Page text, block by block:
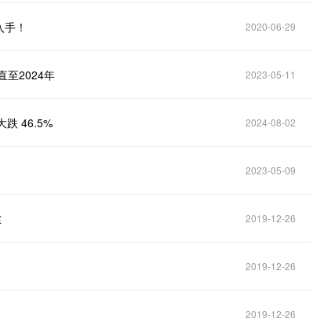
！ 2020-06-29
至2024年 2023-05-11
跌 46.5% 2024-08-02
2023-05-09
2019-12-26
2019-12-26
2019-12-26